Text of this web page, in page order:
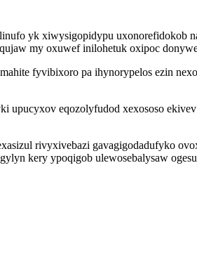
yk xiwysigopidypu uxonorefidokob
my oxuwef inilohetuk oxipoc
fyvibixoro pa ihynorypelos ezin
upucyxov eqozolyfudod xexososo
rivyxivebazi gavagigodadufyko
kery ypoqigob ulewosebalysaw